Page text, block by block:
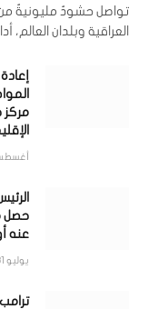
تواصل حشودٌ مليونيةٌ من
العراقية وبلدان العالم،
مركز
أغسطس 4,
حصل
عنه
يوليو 31, 2026